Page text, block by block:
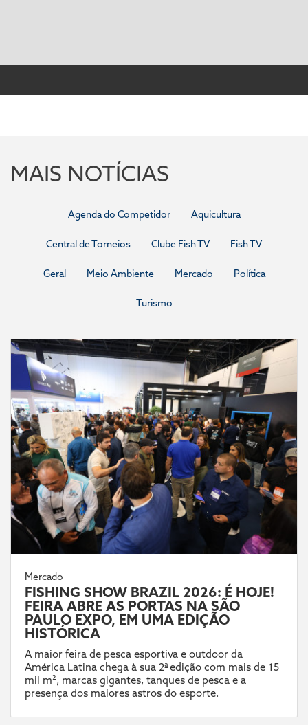
MAIS NOTÍCIAS
Agenda do Competidor Aquicultura
Central de Torneios Clube Fish TV Fish TV
Geral Meio Ambiente Mercado Política
Turismo
Mercado
FISHING SHOW BRAZIL 2026: É HOJE!
FEIRA ABRE AS PORTAS NA SÃO
PAULO EXPO, EM UMA EDIÇÃO
HISTÓRICA
A maior feira de pesca esportiva e outdoor da
América Latina chega à sua 2ª edição com mais de 15
mil m², marcas gigantes, tanques de pesca e a
presença dos maiores astros do esporte.